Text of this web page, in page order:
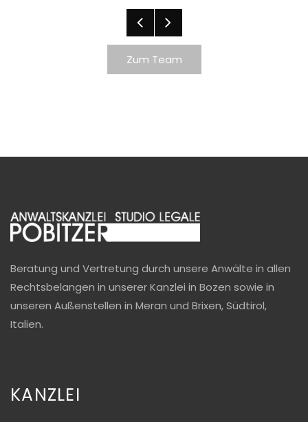
Zum Team
Beratung und Vertretung durch unsere Anwälte in allen
Rechtsbelangen in unserer Kanzlei in Bozen sowie in
unseren Außenstellen in Meran und Brixen, Südtirol,
Italien.
KANZLEI